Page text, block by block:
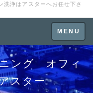
洗浄はアスターへお任せ下さ
Toggle
navigation
MENU
ニング オフィ
スター